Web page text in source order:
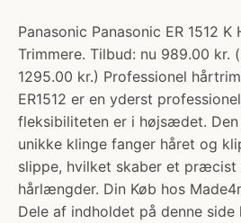
Panasonic Panasonic ER 1512
Trimmere. Tilbud: nu 989.00 kr.
1295.00 kr.) Professionel
ER1512 er en yderst
fleksibiliteten er i højsædet.
unikke klinge fanger håret og
slippe, hvilket skaber et
hårlængder. Din Køb hos
Dele af indholdet på denne